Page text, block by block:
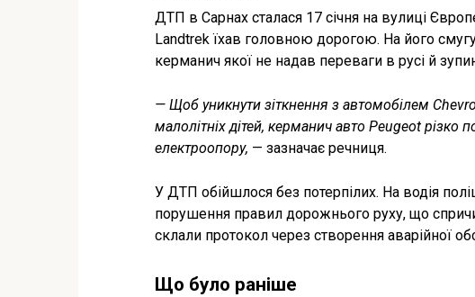
ДТП в Сарнах сталася 17 січня на вулиці
Landtrek їхав головною дорогою. На його
керманич якої не надав переваги в русі й
— Щоб уникнути зіткнення з автомобілем
малолітніх дітей, керманич авто Peugeot різко
електроопору, — зазначає речниця.
У ДТП обійшлося без потерпілих. На водія
порушення правил дорожнього руху, що
склали протокол через створення аварійної
Що було раніше